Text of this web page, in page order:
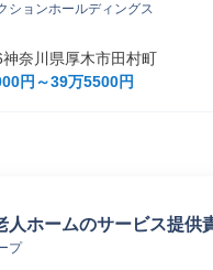
ションホールディングス
奈川県厚木市田村町
円～39万5500円
人ホームのサービス提供
プ